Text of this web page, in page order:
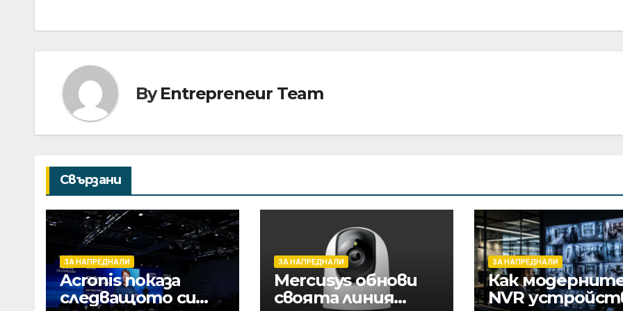
ByEntrepreneur Team
Свързани
ЗА НАПРЕДНАЛИ
Acronis показа
следващото си
ЗА НАПРЕДНАЛИ
Mercusys обнови
своята линия
ЗА НАПРЕДНАЛИ
Как
NVR